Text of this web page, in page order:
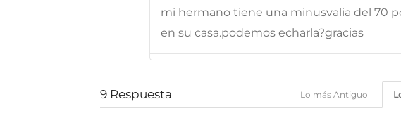
mi hermano tiene una minusvalia del 70
en su casa.podemos echarla?gracias
9 Respuesta Lo más Antiguo